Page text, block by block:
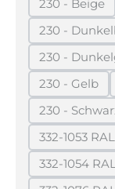
230 - Beige
(Diese
230 -
230 -
230 - Gelb
(Diese
230 -
(Diese
332-1053
332-1054